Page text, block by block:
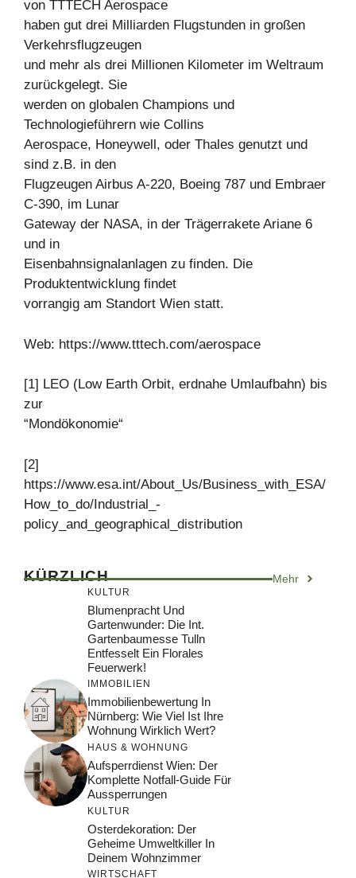
von TTTECH Aerospace
haben gut drei Milliarden Flugstunden in großen
Verkehrsflugzeugen
und mehr als drei Millionen Kilometer im Weltraum
zurückgelegt. Sie
werden on globalen Champions und
Technologieführern wie Collins
Aerospace, Honeywell, oder Thales genutzt und
sind z.B. in den
Flugzeugen Airbus A-220, Boeing 787 und Embraer
C-390, im Lunar
Gateway der NASA, in der Trägerrakete Ariane 6
und in
Eisenbahnsignalanlagen zu finden. Die
Produktentwicklung findet
vorrangig am Standort Wien statt.
Web: https://www.tttech.com/aerospace
[1] LEO (Low Earth Orbit, erdnahe Umlaufbahn) bis
zur
“Mondökonomie“
[2]
https://www.esa.int/About_Us/Business_with_ESA/
How_to_do/Industrial_-
policy_and_geographical_distribution
KÜRZLICH Mehr
KULTUR
Blumenpracht Und
Gartenwunder: Die Int.
Gartenbaumesse Tulln
Entfesselt Ein Florales
Feuerwerk!
IMMOBILIEN
Immobilienbewertung In
Nürnberg: Wie Viel Ist Ihre
Wohnung Wirklich Wert?
HAUS & WOHNUNG
Aufsperrdienst Wien: Der
Komplette Notfall-Guide Für
Aussperrungen
KULTUR
Osterdekoration: Der
Geheime Umweltkiller In
Deinem Wohnzimmer
WIRTSCHAFT